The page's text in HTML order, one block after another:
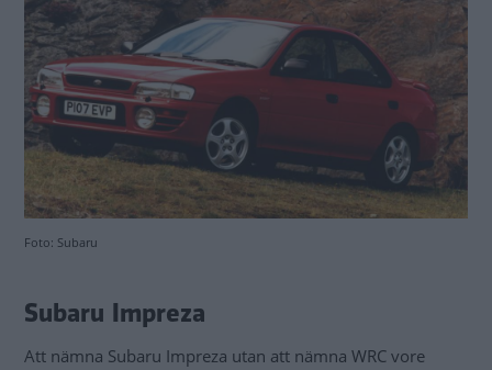
Foto: Subaru
Subaru Impreza
Att nämna Subaru Impreza utan att nämna WRC vore